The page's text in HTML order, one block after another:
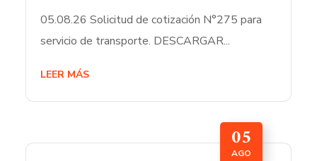
05.08.26 Solicitud de cotización N°275 para
servicio de transporte. DESCARGAR...
LEER MÁS
05
AGO